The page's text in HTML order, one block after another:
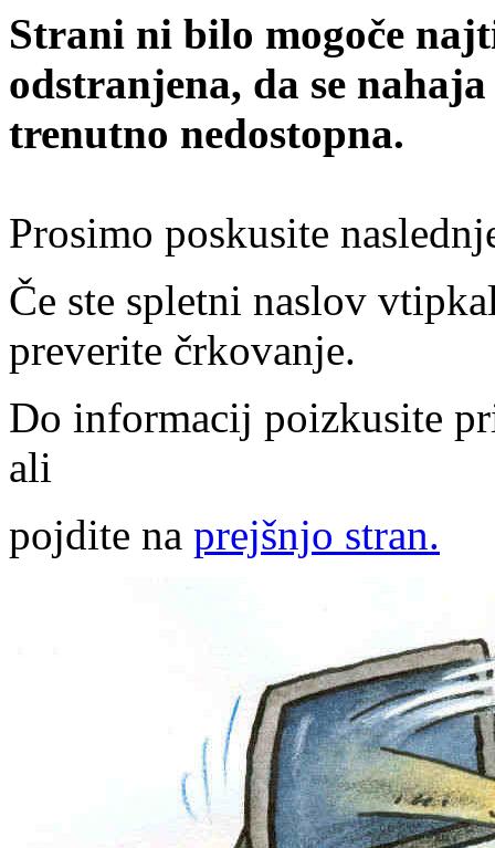
Strani ni bilo mogoče
odstranjena, da se
trenutno nedostopna.
Prosimo poskusite
Če ste spletni naslov
preverite črkovanje.
Do informacij poizkusite
ali
pojdite na prejšnjo stran.